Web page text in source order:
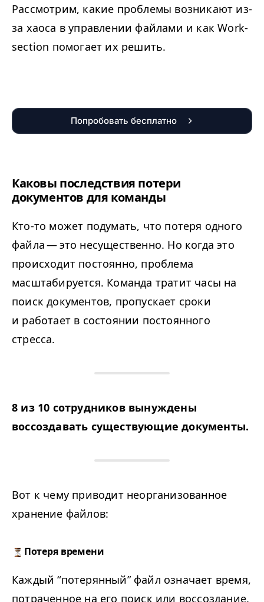
Рассмотрим, какие проблемы возникают из-
за хаоса в управлении файлами и как Work­
sec­tion помогает их решить.
Попробовать бесплатно
Каковы последствия потери
документов для команды
Кто-то может подумать, что потеря одного
файла — это несущественно. Но когда это
происходит постоянно, проблема
масштабируется. Команда тратит часы на
поиск документов, пропускает сроки
и работает в состоянии постоянного
стресса.
8 из 10 сотрудников вынуждены
воссоздавать существующие документы.
Вот к чему приводит неорганизованное
хранение файлов:
Потеря времени
Каждый“потерянный” файл означает время,
потраченное на его поиск или воссоздание.